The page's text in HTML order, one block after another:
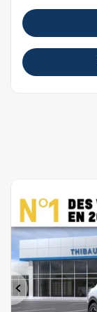
Précédent